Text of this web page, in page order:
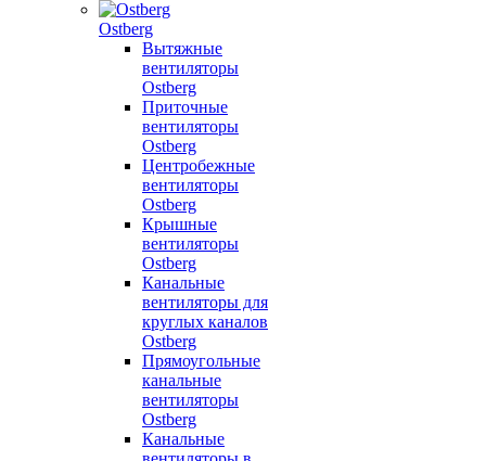
Ostberg
Вытяжные
вентиляторы
Ostberg
Приточные
вентиляторы
Ostberg
Центробежные
вентиляторы
Ostberg
Крышные
вентиляторы
Ostberg
Канальные
вентиляторы для
круглых каналов
Ostberg
Прямоугольные
канальные
вентиляторы
Ostberg
Канальные